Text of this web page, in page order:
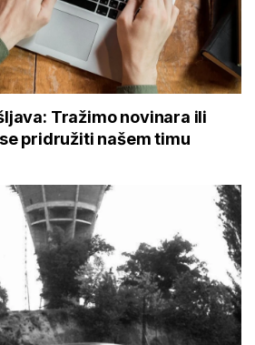
Tražimo novinara ili
pridružiti našem timu